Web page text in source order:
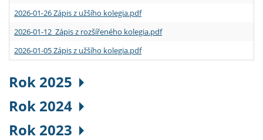
2026-01-26 Zápis z užšího kolegia.pdf
2026-01-12 Zápis z rozšířeného kolegia.pdf
2026-01-05 Zápis z užšího kolegia.pdf
Rok 2025
Rok 2024
Rok 2023